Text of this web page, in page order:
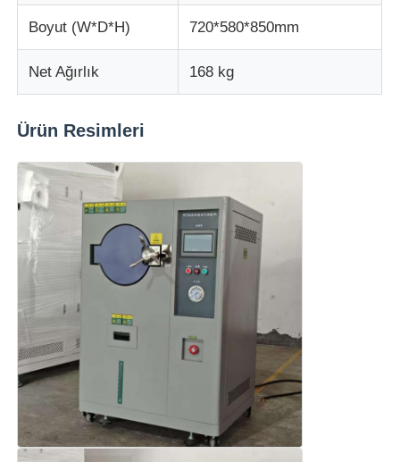
Boyut (W*D*H) 720*580*850mm
Net Ağırlık 168 kg
Ürün Resimleri